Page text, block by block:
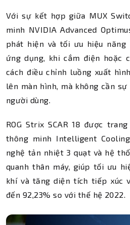
Với sự kết hợp giữa MUX
minh NVIDIA Advanced
phát hiện và tối ưu hiệu năng
ứng dụng, khi cắm điện hoặc
cách điều chỉnh luồng xuất
lên màn hình, mà không cần
người dùng.
ROG Strix SCAR 18 được
thông minh Intelligent
nghệ tản nhiệt 3 quạt và hệ
quanh thân máy, giúp tối ưu
khí và tăng diện tích tiếp xúc
đến 92,23% so với thế hệ 2022.